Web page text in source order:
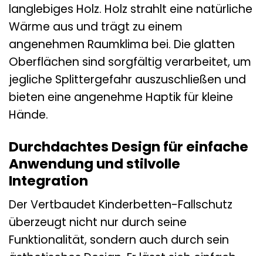
langlebiges Holz. Holz strahlt eine natürliche
Wärme aus und trägt zu einem
angenehmen Raumklima bei. Die glatten
Oberflächen sind sorgfältig verarbeitet, um
jegliche Splittergefahr auszuschließen und
bieten eine angenehme Haptik für kleine
Hände.
Durchdachtes Design für einfache
Anwendung und stilvolle
Integration
Der Vertbaudet Kinderbetten-Fallschutz
überzeugt nicht nur durch seine
Funktionalität, sondern auch durch sein